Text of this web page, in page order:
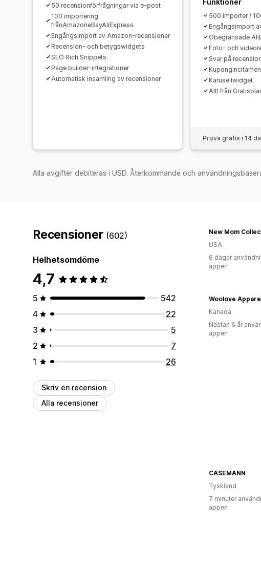
50 recensionförfrågningar via e-post
100 importering
frånAmazoneBayAliExpress
Engångsimport av Amazon-recensioner
Recension- och betygswidgets
SEO Rich Snippets
Page builder-integrationer
Automatisk insamling av recensioner
500 importer /
Engångsimport
Obegränsade
Foto- och
Svar på
Karusellwidget
Allt från
Prova gratis i 14
Alla avgifter debiteras i USD. Återkommande och
Recensioner (602)
Helhetsomdöme
4,7
5
542
4
22
3
5
2
7
1
26
Skriv en recension
Alla recensioner
New Mom
USA
6 dagar
appen
Woolove
Kanada
Nästan 6 år
appen
CASEMANN
Tyskland
7 minuter
appen